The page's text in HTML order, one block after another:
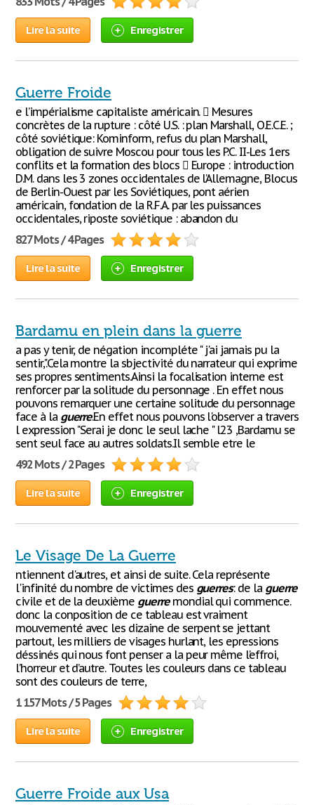
Lire la suite Enregistrer
Guerre Froide
e l’impérialisme capitaliste américain.  Mesures
concrètes de la rupture : côté U.S. : plan Marshall, O.E.C.E. ;
côté soviétique: Kominform, refus du plan Marshall,
obligation de suivre Moscou pour tous les P.C. II-Les 1ers
conflits et la formation des blocs  Europe : introduction
D.M. dans les 3 zones occidentales de l’Allemagne, Blocus
de Berlin-Ouest par les Soviétiques, pont aérien
américain, fondation de la R.F.A. par les puissances
occidentales, riposte soviétique : abandon du
827 Mots / 4 Pages
Lire la suite Enregistrer
Bardamu en plein dans la guerre
a pas y tenir, de négation incompléte " j'ai jamais pu la
sentir,".Cela montre la sbjectivité du narrateur qui exprime
ses propres sentiments.Ainsi la focalisation interne est
renforcer par la solitude du personnage . En effet nous
pouvons remarquer une certaine solitude du personnage
face à la guerre.En effet nous pouvons l'observer a travers
l expression "Serai je donc le seul lache " l23 ,Bardamu se
sent seul face au autres soldats.Il semble etre le
492 Mots / 2 Pages
Lire la suite Enregistrer
Le Visage De La Guerre
ntiennent d'autres, et ainsi de suite. Cela représente
l'infinité du nombre de victimes des guerres: de la guerre
civile et de la deuxième guerremondial qui commence.
donc la conposition de ce tableau est vraiment
mouvementé avec les dizaine de serpent se jettant
partout, les milliers de visages hurlant, les epressions
déssinés qui nous font penser a la peur même l’effroi,
l’horreur et d’autre. Toutes les couleurs dans ce tableau
sont des couleurs de terre,
1 157 Mots / 5 Pages
Lire la suite Enregistrer
Guerre Froide aux Usa